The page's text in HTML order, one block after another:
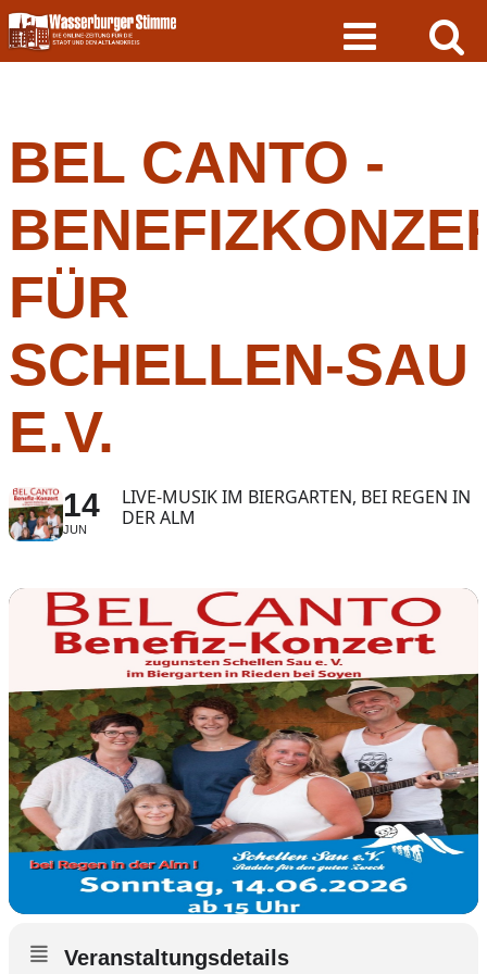
Skip
to
content
BEL CANTO -
FÜR
SCHELLEN-SAU
E.V.
14
JUN
LIVE-MUSIK IM BIERGARTEN, BEI REGEN IN
DER ALM
Veranstaltungsdetails